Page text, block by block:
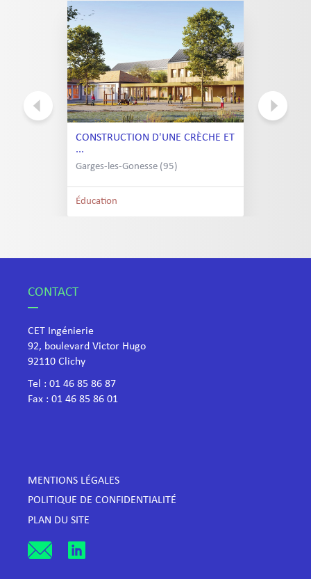
CONSTRUCTION D'UNE CRÈCHE ET
...
Garges-les-Gonesse (95)
Éducation
CONTACT
CET Ingénierie
92, boulevard Victor Hugo
​92110 Clichy
Tel : 01 46 85 86 87
Fax : 01 46 85 86 01
MENTIONS LÉGALES
POLITIQUE DE CONFIDENTIALITÉ
PLAN DU SITE